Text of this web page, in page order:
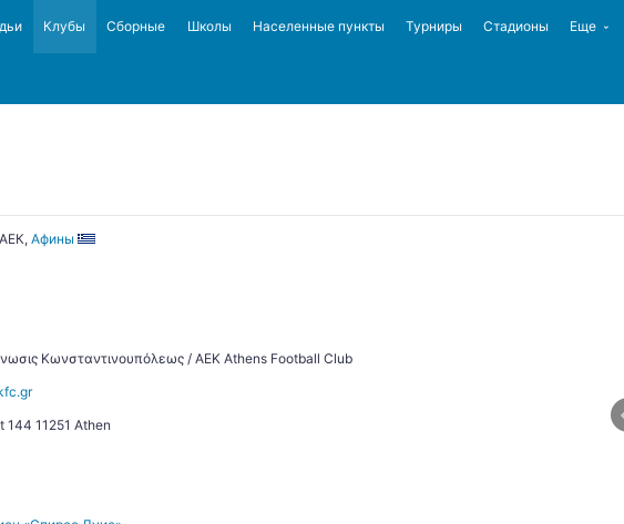
Клубы Сборные Школы Населенные пункты Турниры Стадионы Еще
АЕК, Афины
Κωνσταντινουπόλεως / AEK Athens Football Club
144 11251 Athen